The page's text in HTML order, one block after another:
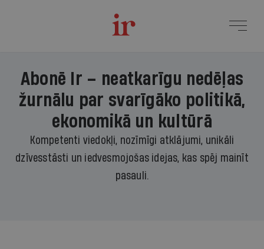
Abonē Ir – neatkarīgu nedēļas
žurnālu par svarīgāko politikā,
ekonomikā un kultūrā
Kompetenti viedokļi, nozīmīgi atklājumi, unikāli
dzīvesstāsti un iedvesmojošas idejas, kas spēj mainīt
pasauli.